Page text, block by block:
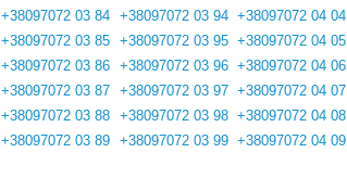
+38097072 03 84
+38097072 03 85
+38097072 03 86
+38097072 03 87
+38097072 03 88
+38097072 03 89
+38097072 03 94
+38097072 03 95
+38097072 03 96
+38097072 03 97
+38097072 03 98
+38097072 03 99
+38097072 04 04
+38097072 04 05
+38097072 04 06
+38097072 04 07
+38097072 04 08
+38097072 04 09